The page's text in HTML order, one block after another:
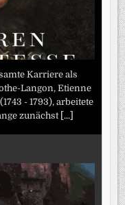
Karriere als
Langon, Etienne
- 1793), arbeitete
zunächst [...]